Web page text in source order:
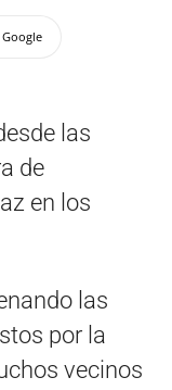
las
de
en los
las
por la
vecinos